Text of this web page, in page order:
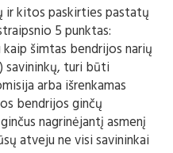
ir kitos paskirties pastatų
5 punktas:
šimtas bendrijos narių
turi būti
arba išrenkamas
bendrijos ginčų
nagrinėjantį asmenį
atveju ne visi savininkai